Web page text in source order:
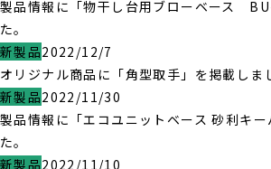
製品情報に「物干し台用ブローベース
た。
新製品2022/12/7
オリジナル商品に「角型取手」を掲載しま
新製品2022/11/30
製品情報に「エコユニットベース 砂利キ
た。
新製品2022/11/10